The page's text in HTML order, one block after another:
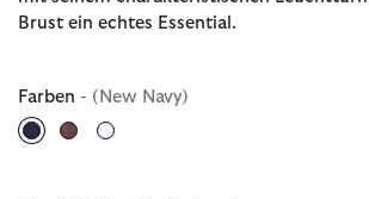
Brust ein echtes Essential.
Farben - (New Navy)